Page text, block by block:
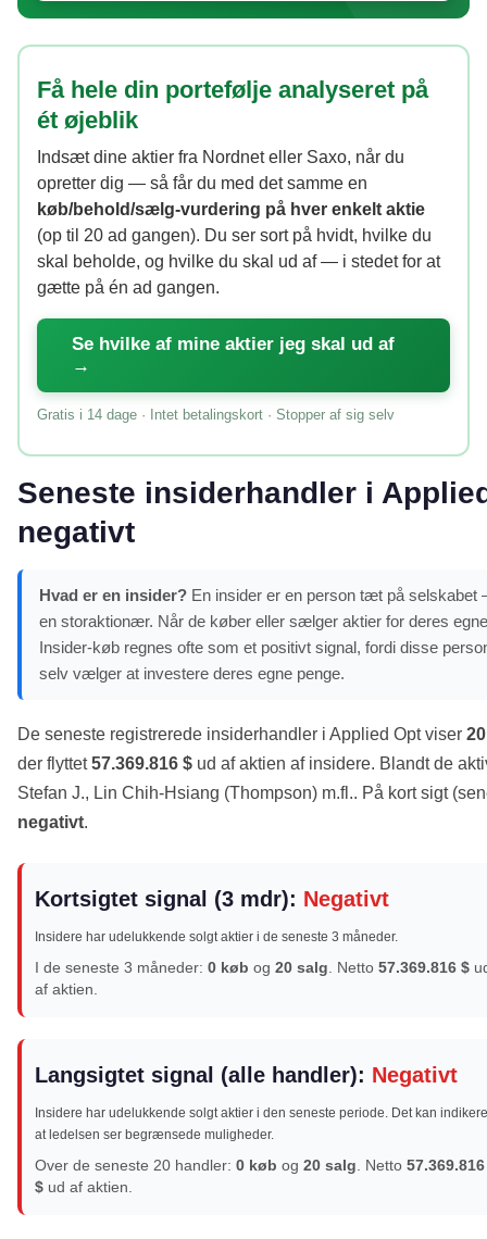
Få hele din portefølje analyseret på
ét øjeblik
Indsæt dine aktier fra Nordnet eller Saxo, når du
opretter dig — så får du med det samme en
køb/behold/sælg-vurdering på hver enkelt aktie
(op til 20 ad gangen). Du ser sort på hvidt, hvilke du
skal beholde, og hvilke du skal ud af — i stedet for at
gætte på én ad gangen.
Se hvilke af mine aktier jeg skal ud af
→
Gratis i 14 dage · Intet betalingskort · Stopper af sig selv
Seneste insiderhandler i
negativt
Hvad er en insider? En insider er en person tæt på selskabet
en storaktionær. Når de køber eller sælger aktier for deres
Insider-køb regnes ofte som et positivt signal, fordi disse
selv vælger at investere deres egne penge.
De seneste registrerede insiderhandler i Applied Opt viser
der flyttet57.369.816 $ ud af aktien af insidere. Blandt de
Stefan J., Lin Chih-Hsiang (Thompson) m.fl.. På kort sigt
negativt.
Kortsigtet signal (3 mdr): Negativt
Insidere har udelukkende solgt aktier i de seneste 3 måneder.
I de seneste 3 måneder: 0 køb og 20 salg. Netto 57.369.816 $
af aktien.
Langsigtet signal (alle handler): Negativt
Insidere har udelukkende solgt aktier i den seneste periode. Det kan
at ledelsen ser begrænsede muligheder.
Over de seneste 20 handler: 0 køb og 20 salg. Netto 57.369.816
$ ud af aktien.